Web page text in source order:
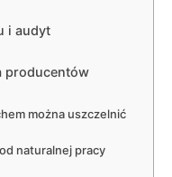
i audyt
producentów
można uszczelnić
naturalnej pracy